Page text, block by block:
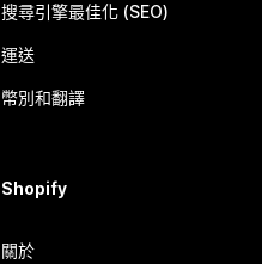
搜尋引擎最佳化 (SEO)
運送
幣別和翻譯
Shopify
關於